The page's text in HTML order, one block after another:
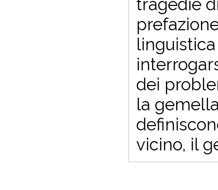
tragedie
dei
la
vicino, il